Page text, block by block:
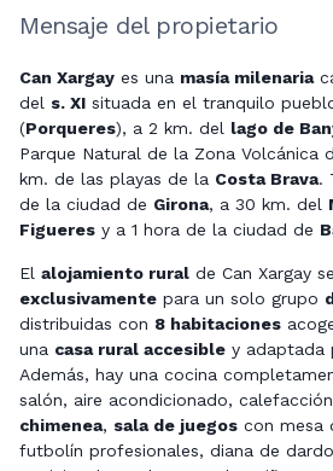
Mensaje del propietario
Can Xargay es una masía milenaria
del s. XI situada en el tranquilo
(Porqueres), a 2 km. del lago de
Parque Natural de la Zona Volcánica
km. de las playas de la Costa Brava.
de la ciudad de Girona, a 30 km. del
Figueres y a 1 hora de la ciudad de
El alojamiento rural de Can Xargay
exclusivamente para un solo grupo
distribuidas con 8 habitaciones
una casa rural accesible y adaptada
Además, hay una cocina
salón, aire acondicionado,
chimenea, sala de juegos con mesa
futbolín profesionales, diana de